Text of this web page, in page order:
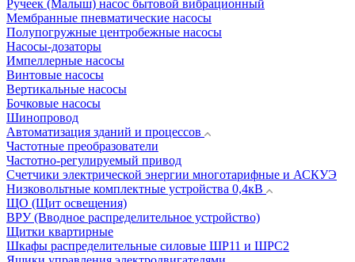
Ручеек (Малыш) насос бытовой вибрационный
Мембранные пневматические насосы
Полупогружные центробежные насосы
Насосы-дозаторы
Импеллерные насосы
Винтовые насосы
Вертикальные насосы
Бочковые насосы
Шинопровод
Автоматизация зданий и процессов
Частотные преобразователи
Частотно-регулируемый привод
Счетчики электрической энергии многотарифные и АСКУЭ
Низковольтные комплектные устройства 0,4кВ
ЩО (Щит освещения)
ВРУ (Вводное распределительное устройство)
Щитки квартирные
Шкафы распределительные силовые ШР11 и ШРС2